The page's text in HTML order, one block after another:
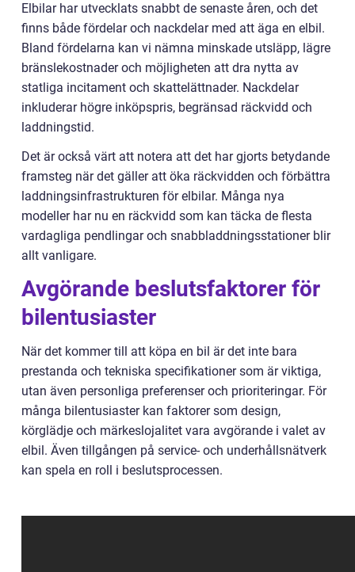
Elbilar har utvecklats snabbt de senaste åren, och det
finns både fördelar och nackdelar med att äga en elbil.
Bland fördelarna kan vi nämna minskade utsläpp, lägre
bränslekostnader och möjligheten att dra nytta av
statliga incitament och skattelättnader. Nackdelar
inkluderar högre inköpspris, begränsad räckvidd och
laddningstid.
Det är också värt att notera att det har gjorts betydande
framsteg när det gäller att öka räckvidden och förbättra
laddningsinfrastrukturen för elbilar. Många nya
modeller har nu en räckvidd som kan täcka de flesta
vardagliga pendlingar och snabbladdningsstationer blir
allt vanligare.
Avgörande beslutsfaktorer för
bilentusiaster
När det kommer till att köpa en bil är det inte bara
prestanda och tekniska specifikationer som är viktiga,
utan även personliga preferenser och prioriteringar. För
många bilentusiaster kan faktorer som design,
körglädje och märkeslojalitet vara avgörande i valet av
elbil. Även tillgången på service- och underhållsnätverk
kan spela en roll i beslutsprocessen.